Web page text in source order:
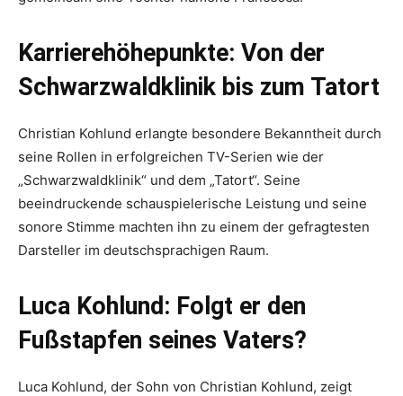
Karrierehöhepunkte: Von der
Schwarzwaldklinik bis zum Tatort
Christian Kohlund erlangte besondere Bekanntheit durch
seine Rollen in erfolgreichen TV-Serien wie der
„Schwarzwaldklinik“ und dem „Tatort“. Seine
beeindruckende schauspielerische Leistung und seine
sonore Stimme machten ihn zu einem der gefragtesten
Darsteller im deutschsprachigen Raum.
Luca Kohlund: Folgt er den
Fußstapfen seines Vaters?
Luca Kohlund, der Sohn von Christian Kohlund, zeigt